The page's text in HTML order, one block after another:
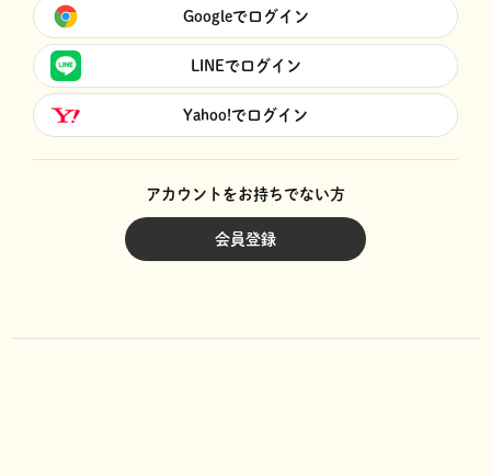
Googleでログイン
LINEでログイン
Yahoo!でログイン
アカウントをお持ちでない方
会員登録